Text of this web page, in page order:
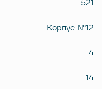
521
Корпус №12
4
14